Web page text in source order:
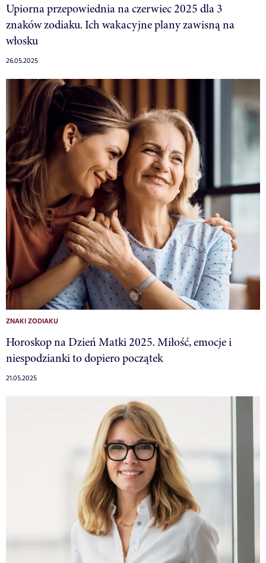
Upiorna przepowiednia na czerwiec 2025 dla 3
znaków zodiaku. Ich wakacyjne plany zawisną na
włosku
26.05.2025
ZNAKI ZODIAKU
Horoskop na Dzień Matki 2025. Miłość, emocje i
niespodzianki to dopiero początek
21.05.2025